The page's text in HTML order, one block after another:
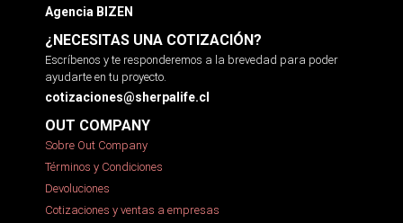
Agencia BIZEN
¿NECESITAS UNA COTIZACIÓN?
Escríbenos y te responderemos a la brevedad para poder
ayudarte en tu proyecto.
cotizaciones@sherpalife.cl
OUT COMPANY
Sobre Out Company
Términos y Condiciones
Devoluciones
Cotizaciones y ventas a empresas